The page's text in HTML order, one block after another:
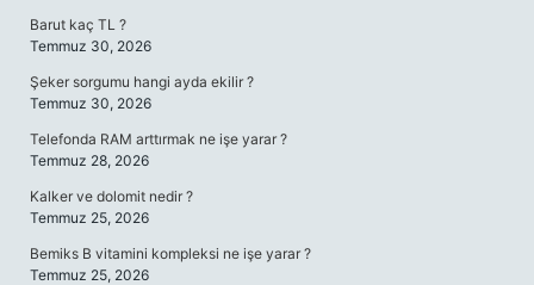
Barut kaç TL ?
Temmuz 30, 2026
Şeker sorgumu hangi ayda ekilir ?
Temmuz 30, 2026
Telefonda RAM arttırmak ne işe yarar ?
Temmuz 28, 2026
Kalker ve dolomit nedir ?
Temmuz 25, 2026
Bemiks B vitamini kompleksi ne işe yarar ?
Temmuz 25, 2026